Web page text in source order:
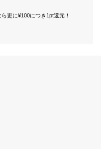
更に¥100につき1pt還元！